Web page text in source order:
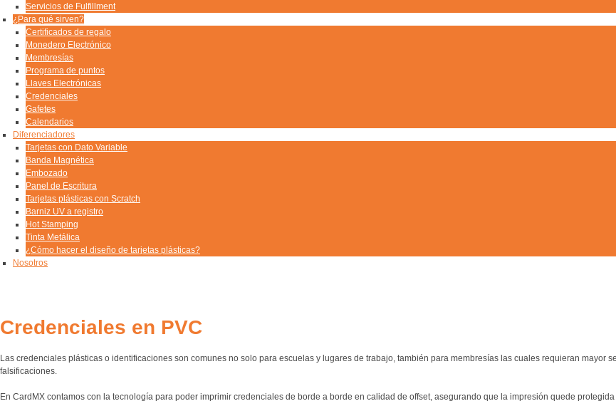
Servicios de Fulfillment
¿Para qué sirven?
Certificados de regalo
Monedero Electrónico
Membresías
Programa de puntos
Llaves Electrónicas
Credenciales
Gafetes
Calendarios
Diferenciadores
Tarjetas con Dato Variable
Banda Magnética
Embozado
Panel de Escritura
Tarjetas plásticas con Scratch
Barniz UV a registro
Hot Stamping
Tinta Metálica
¿Cómo hacer el diseño de tarjetas plásticas?
Nosotros
Credenciales en PVC
Las credenciales plásticas o identificaciones son comunes no solo para escuelas y lugares de trabajo, también para membresías las cuales requieran mayor
falsificaciones.
En CardMX contamos con la tecnología para poder imprimir credenciales de borde a borde en calidad de offset, asegurando que la impresión quede